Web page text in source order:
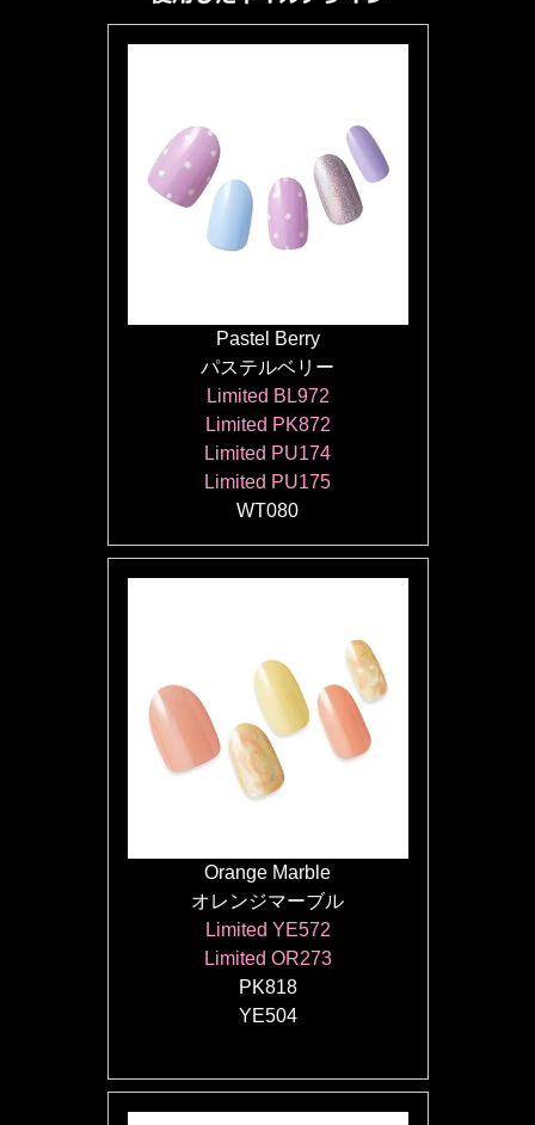
Pastel Berry
パステルベリー
Limited BL972
Limited PK872
Limited PU174
Limited PU175
WT080
Orange Marble
オレンジマーブル
Limited YE572
Limited OR273
PK818
YE504